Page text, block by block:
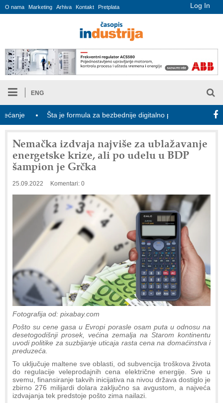
Log In
O nama Marketing Arhiva Kontakt Pretplata
ENG
Šta je formula za bezbednije digitalno porodično leto?
Nemačka izdvaja najviše za ublažavanje
energetske krize, ali po udelu u BDP
šampion je Grčka
25.09.2022 Komentari: 0
Fotografija od: pixabay.com
Pošto su cene gasa u Evropi porasle osam puta u odnosu na
desetogodišnji prosek, većina zemalja na Starom kontinentu
uvodi politike za suzbijanje uticaja rasta cena na domaćinstva i
preduzeća.
To uključuje maltene sve oblasti, od subvencija troškova života
do regulacije veleprodajnih cena električne energije. Sve u
svemu, finansiranje takvih inicijativa na nivou država dostiglo je
zbirno 276 milijardi dolara zaključno sa avgustom, a najveća
izdvajanja tek predstoje pošto zima nailazi.